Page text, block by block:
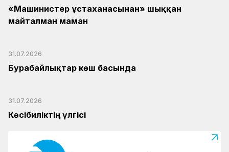
«Машинистер ұстаханасынан» шыққан
майталман маман
31.07.2026
Бурабайлықтар көш басында
31.07.2026
Кәсібиліктің үлгісі